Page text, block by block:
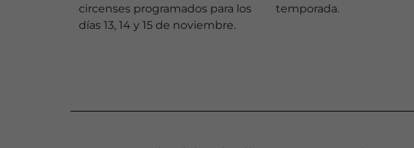
circenses programados para los
días 13, 14 y 15 de noviembre.
temporada.